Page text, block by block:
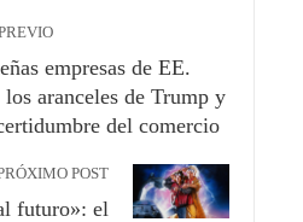
empresas de EE.
aranceles de Trump y
del comercio
POST
futuro»: el